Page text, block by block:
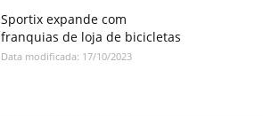
Sportix expande com
franquias de loja de bicicletas
Data modificada: 17/10/2023